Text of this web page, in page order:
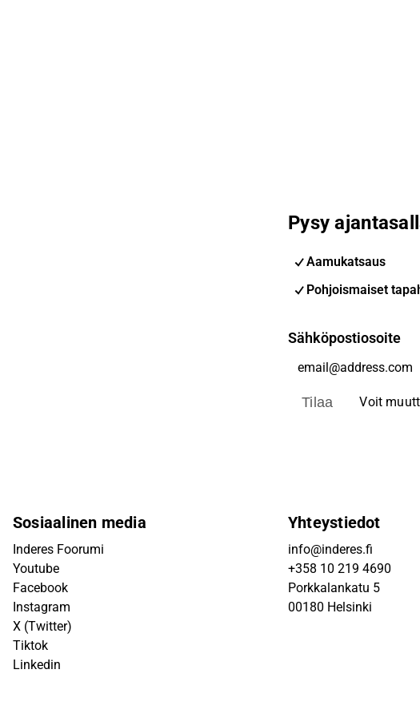
Pysy
Aamukatsaus
Pohjoismaiset
Sähköpostiosoite
Tilaa Voit
Sosiaalinen media
Inderes Foorumi
Youtube
Facebook
Instagram
X (Twitter)
Tiktok
Linkedin
Yhteystiedot
info@inderes.fi
+358 10 219 4690
Porkkalankatu 5
00180 Helsinki